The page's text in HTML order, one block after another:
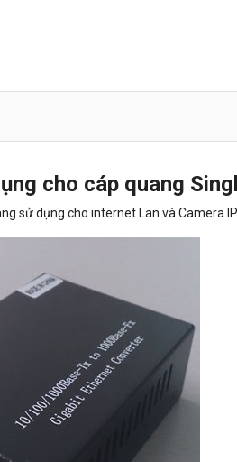
cho cáp quang
sử dụng cho internet Lan và Camera